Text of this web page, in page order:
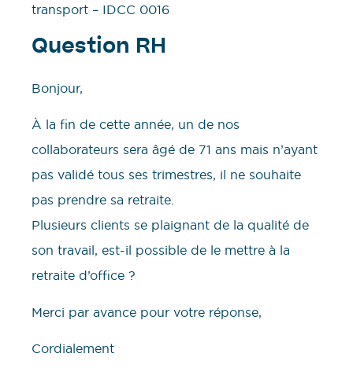
transport – IDCC 0016
Question RH
Bonjour,
À la fin de cette année, un de nos
collaborateurs sera âgé de 71 ans mais n’ayant
pas validé tous ses trimestres, il ne souhaite
pas prendre sa retraite.
Plusieurs clients se plaignant de la qualité de
son travail, est-il possible de le mettre à la
retraite d’office ?
Merci par avance pour votre réponse,
Cordialement